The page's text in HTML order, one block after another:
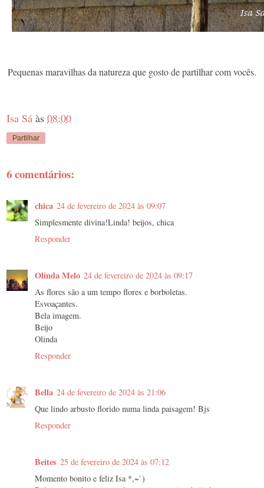
Pequenas maravilhas da natureza que gosto de partilhar com vocês.
Isa Sá às 08:00
Partilhar
6 comentários:
chica 24 de fevereiro de 2024 às 09:07
Simplesmente divina!Linda! beijos, chica
Responder
Olinda Melo 24 de fevereiro de 2024 às 09:17
As flores são a um tempo flores e borboletas.
Esvoaçantes.
Bela imagem.
Beijo
Olinda
Responder
Bella 24 de fevereiro de 2024 às 21:06
Que lindo arbusto florido numa linda paisagem! Bjs
Responder
Beites 25 de fevereiro de 2024 às 07:12
Momento bonito e feliz Isa *,~`)